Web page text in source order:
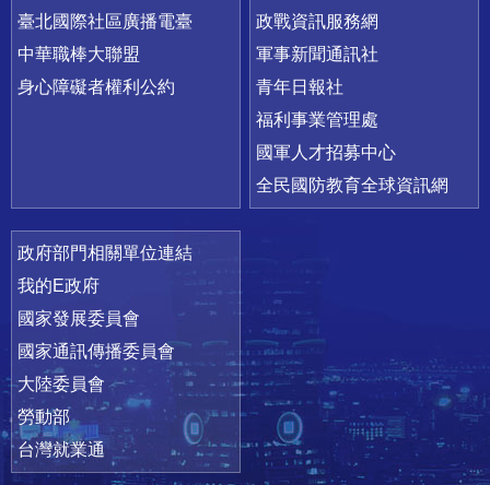
臺北國際社區廣播電臺
中華職棒大聯盟
身心障礙者權利公約
政戰資訊服務網
軍事新聞通訊社
青年日報社
福利事業管理處
國軍人才招募中心
全民國防教育全球資訊網
政府部門相關單位連結
我的E政府
國家發展委員會
國家通訊傳播委員會
大陸委員會
勞動部
台灣就業通